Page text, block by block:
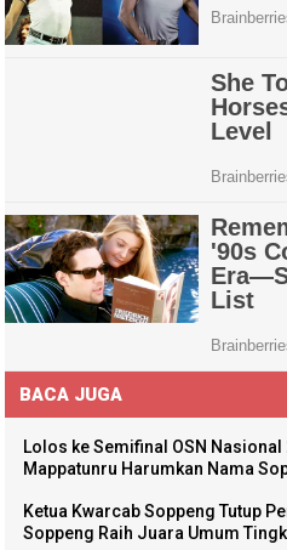
BACA JUGA
Lolos ke Semifinal OSN
Mappatunru Harumkan Nama
Ketua Kwarcab Soppeng Tutup
Soppeng Raih Juara Umum